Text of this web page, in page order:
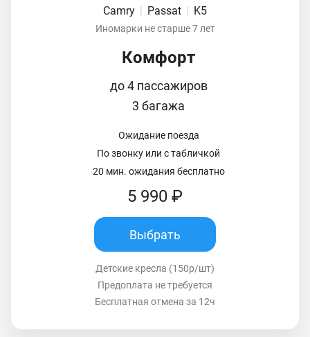
Camry Passat K5
Иномарки не старше 7 лет
Комфорт
до 4 пассажиров
3 багажа
Ожидание поезда
По звонку или с табличкой
20 мин. ожидания бесплатно
5 990 ₽
Выбрать
Детские кресла (150р/шт)
Предоплата не требуется
Бесплатная отмена за 12ч